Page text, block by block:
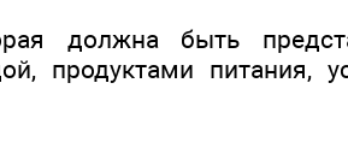
должна быть
продуктами питания,